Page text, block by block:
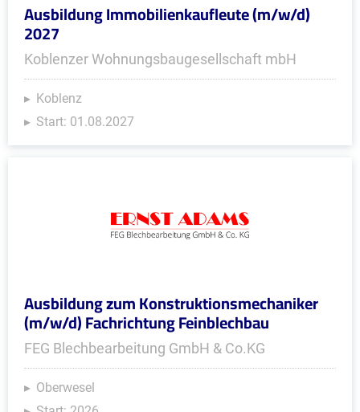
Ausbildung Immobilienkaufleute (m/w/d)
2027
Koblenzer Wohnungsbaugesellschaft mbH
Koblenz
Start: 01.08.2027
Ausbildung zum Konstruktionsmechaniker
(m/w/d) Fachrichtung Feinblechbau
FEG Blechbearbeitung GmbH & Co.KG
Oberwesel